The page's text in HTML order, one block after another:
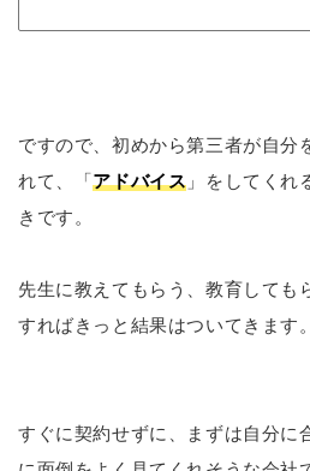
ですので、初めから第三者が自分
れて、「アドバイス 」をしてくれ
きです。
先生に教えてもらう、教育しても
すればきっと結果はついてきます。
すぐに契約せずに、まずは自分に